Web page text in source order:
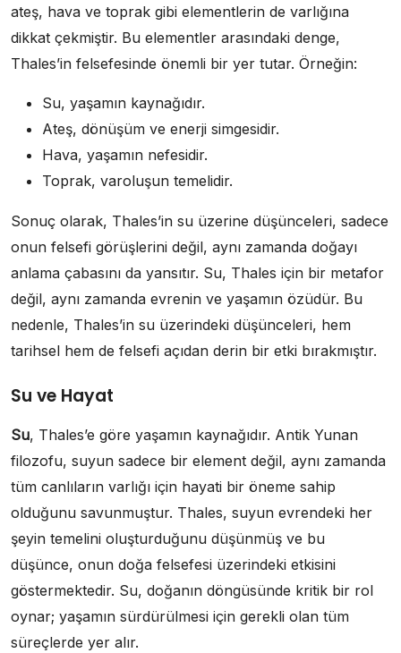
ateş, hava ve toprak gibi elementlerin de varlığına
dikkat çekmiştir. Bu elementler arasındaki denge,
Thales’in felsefesinde önemli bir yer tutar. Örneğin:
Su, yaşamın kaynağıdır.
Ateş, dönüşüm ve enerji simgesidir.
Hava, yaşamın nefesidir.
Toprak, varoluşun temelidir.
Sonuç olarak, Thales’in su üzerine düşünceleri, sadece
onun felsefi görüşlerini değil, aynı zamanda doğayı
anlama çabasını da yansıtır. Su, Thales için bir metafor
değil, aynı zamanda evrenin ve yaşamın özüdür. Bu
nedenle, Thales’in su üzerindeki düşünceleri, hem
tarihsel hem de felsefi açıdan derin bir etki bırakmıştır.
Su ve Hayat
Su, Thales’e göre yaşamın kaynağıdır. Antik Yunan
filozofu, suyun sadece bir element değil, aynı zamanda
tüm canlıların varlığı için hayati bir öneme sahip
olduğunu savunmuştur. Thales, suyun evrendeki her
şeyin temelini oluşturduğunu düşünmüş ve bu
düşünce, onun doğa felsefesi üzerindeki etkisini
göstermektedir. Su, doğanın döngüsünde kritik bir rol
oynar; yaşamın sürdürülmesi için gerekli olan tüm
süreçlerde yer alır.